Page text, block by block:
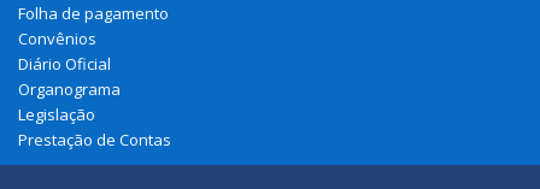
Folha de pagamento
Convênios
Diário Oficial
Organograma
Legislação
Prestação de Contas